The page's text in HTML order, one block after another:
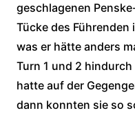
geschlagenen
Tücke des Führenden
was er hätte anders
Turn 1 und 2
hatte auf der
dann konnten sie so